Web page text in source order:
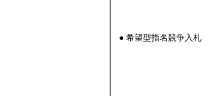
● 希望型指名競争入札